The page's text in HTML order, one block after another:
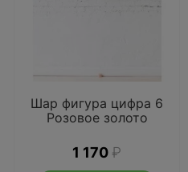
Шар фигура цифра 6
Розовое золото
1 170 ₽